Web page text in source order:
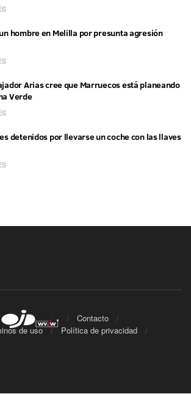
hombre en Melilla por presunta agresión
Arias cree que Marruecos está planeando
Verde
detenidos por llevarse un coche con las llaves
Contacto
de uso
Política de privacidad